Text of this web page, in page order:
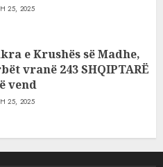
25, 2025
e Krushës së Madhe,
vranë 243 SHQIPTARË
vend
25, 2025